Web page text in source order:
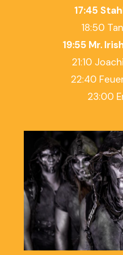
17:45
18:50
19:55 Mr.
21:10
22:40
23:00